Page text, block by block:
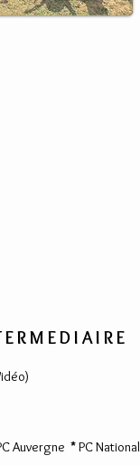
)
Auvergne *PC National